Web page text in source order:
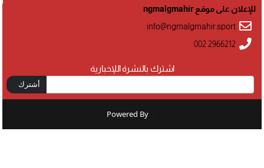
اشترك بالنشرة اللإخبارية
أشترك
للإعلان على موقع ngmalgmahir
info@ngmalgmahir.sport
002 2966212
Powered By